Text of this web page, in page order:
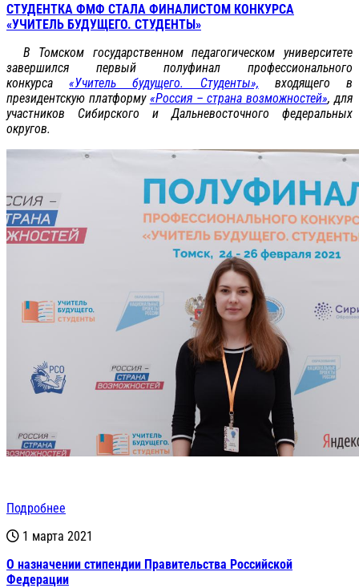
СТУДЕНТКА ФМФ СТАЛА ФИНАЛИСТОМ КОНКУРСА
«УЧИТЕЛЬ БУДУЩЕГО. СТУДЕНТЫ»
В Томском государственном педагогическом университете
завершился первый полуфинал профессионального
конкурса«Учитель будущего. Студенты», входящего в
президентскую платформу «Россия – страна возможностей», для
участников Сибирского и Дальневосточного федеральных
округов.
Подробнее
1 марта 2021
О назначении стипендии Правительства Российской
Федерации